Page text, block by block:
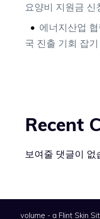
요양비 지원금 신
에너지산업
국 진출 기회 잡기
Recent
보여줄 댓글이 없
volume - a Flint Skin